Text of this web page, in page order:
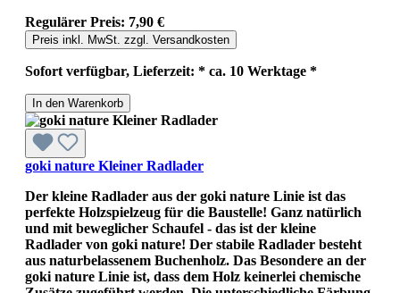
Regulärer Preis: 7,90 €
Preis inkl. MwSt. zzgl. Versandkosten
Sofort verfügbar, Lieferzeit: * ca. 10 Werktage *
In den Warenkorb
goki nature Kleiner Radlader
Der kleine Radlader aus der goki nature Linie ist das
perfekte Holzspielzeug für die Baustelle! Ganz natürlich
und mit beweglicher Schaufel - das ist der kleine
Radlader von goki nature! Der stabile Radlader besteht
aus naturbelassenem Buchenholz. Das Besondere an der
goki nature Linie ist, dass dem Holz keinerlei chemische